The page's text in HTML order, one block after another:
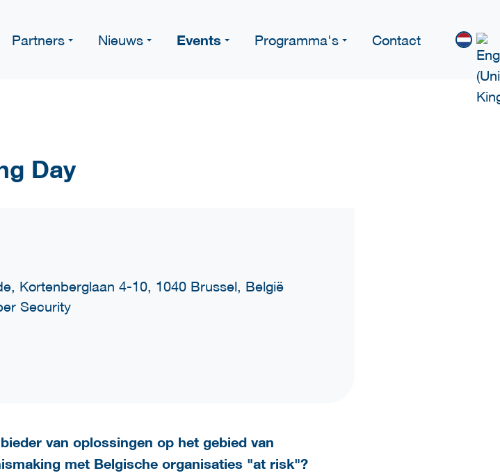
Partners Nieuws Events Programma's Contact
Day
Kortenberglaan 4-10, 1040 Brussel, België
Security
van oplossingen op het gebied van
met Belgische organisaties "at risk"?